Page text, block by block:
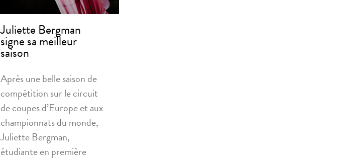
Juliette Bergman
signe sa meilleur
saison
Après une belle saison de
compétition sur le circuit
de coupes d’Europe et aux
championnats du monde,
Juliette Bergman,
étudiante en première